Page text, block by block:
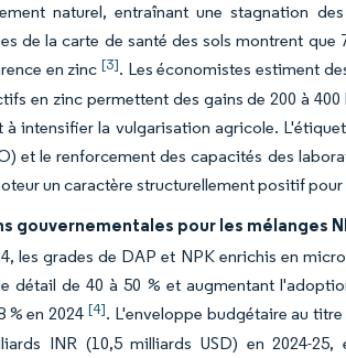
naturel, entraînant une stagnation
de la carte de santé des sols montrent
en zinc[3]. Les économistes estiment
en zinc permettent des gains de 200 à
intensifier la vulgarisation agricole.
et le renforcement des capacités des
un caractère structurellement positif
gouvernementales pour les mélanges
les grades de DAP et NPK enrichis en
détail de 40 à 50 % et augmentant
% en 2024 [4]. L'enveloppe budgétaire au
INR (10,5 milliards USD) en 2024-